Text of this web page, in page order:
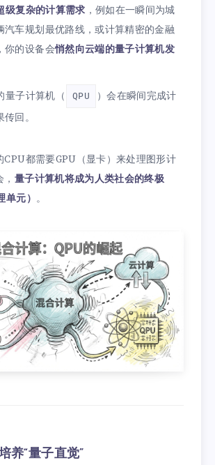
级复杂的计算需求 ，例如在一瞬间为城
汽车规划最优路线，或计算精密的金融
你的设备会悄然向云端的量子计算机发
量子计算机（ QPU
）会在瞬间完成计
回。
CPU都需要GPU（显卡）来处理图形计
量子计算机将成为人类社会的终极
元） 。
养“量子直觉”